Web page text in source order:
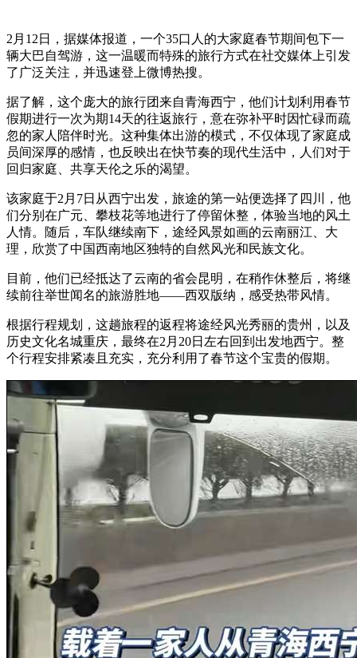
2月12日，据媒体报道，一个35口人的大家庭春节期间包下一
辆大巴自驾游，这一温暖而特殊的旅行方式在社交媒体上引发
了广泛关注，并迅速登上微博热搜。
据了解，这个庞大的旅行团来自青海西宁，他们计划利用春节
假期进行一次为期14天的往返旅行，意在弥补平时因忙碌而疏
忽的家人陪伴时光。这种集体出游的模式，不仅体现了家庭成
员间深厚的感情，也反映出在快节奏的现代生活中，人们对于
回归家庭、共享天伦之乐的渴望。
该家庭于2月7日从西宁出发，旅途的第一站便选择了四川，他
们分别在广元、攀枝花等地进行了停留休整，体验当地的风土
人情。随后，车队继续南下，途经风景如画的云南丽江、大
理，欣赏了中国西南地区独特的自然风光和民族文化。
目前，他们已经抵达了云南的省会昆明，在稍作休整后，将继
续前往举世闻名的旅游胜地——西双版纳，感受热带风情。
根据行程规划，这趟旅程的返程将途经风光秀丽的贵州，以及
历史文化名城重庆，最终在2月20日左右回到出发地西宁。整
个行程安排紧凑且充实，充分利用了春节这个宝贵的假期。